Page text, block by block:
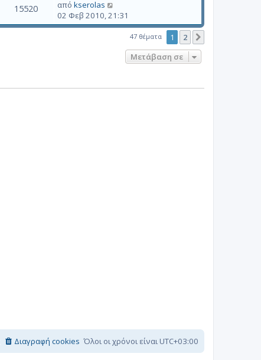
15520 από kserolas
02 Φεβ 2010, 21:31
47 θέματα 1 2
Μετάβαση σε
Όλοι οι χρόνοι είναι UTC+03:00
Διαγραφή cookies